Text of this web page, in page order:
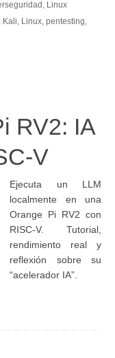
, Linux
, Kali, Linux, pentesting,
RV2: IA
V
Ejecuta un LLM
localmente en una
Orange Pi RV2 con
RISC-V. Tutorial,
rendimiento real y
reflexión sobre su
“acelerador IA”.